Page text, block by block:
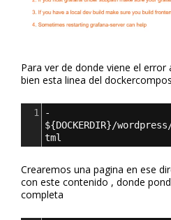
Para ver de donde viene el
bien esta linea del
1
${DOCKERDIR}/
tml
Crearemos una pagina en ese
con este contenido , donde
completa